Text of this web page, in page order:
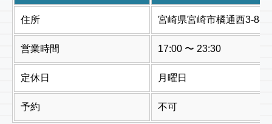
住所 宮崎県宮崎市橘通西3-8-7
営業時間 17:00 〜 23:30
定休日 月曜日
予約 不可